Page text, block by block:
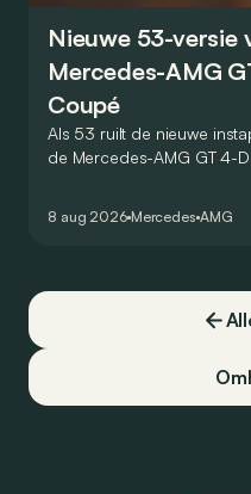
Nieuwe 53-versie
Mercedes-AMG
Coupé
Als 53 ruilt de nieuwe
de Mercedes-AMG GT 4-
8 aug 2026 Mercedes AMG